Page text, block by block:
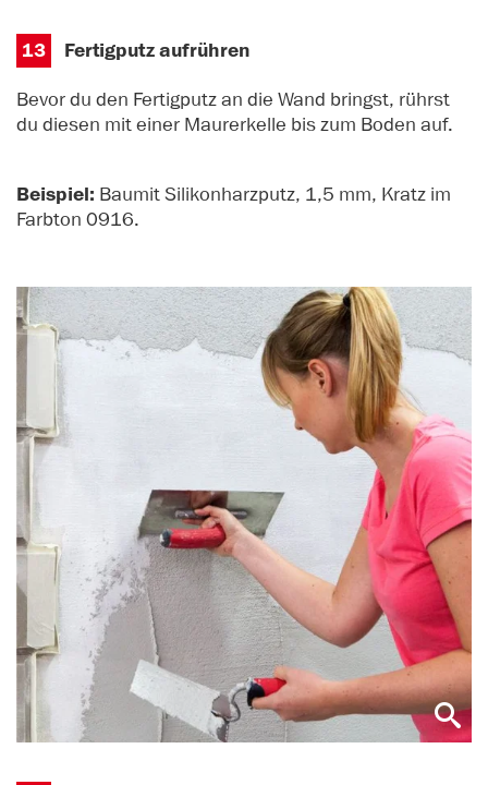
13 Fertigputz aufrühren
Bevor du den Fertigputz an die Wand bringst, rührst
du diesen mit einer Maurerkelle bis zum Boden auf.
Beispiel: Baumit Silikonharzputz, 1,5 mm, Kratz im
Farbton 0916.